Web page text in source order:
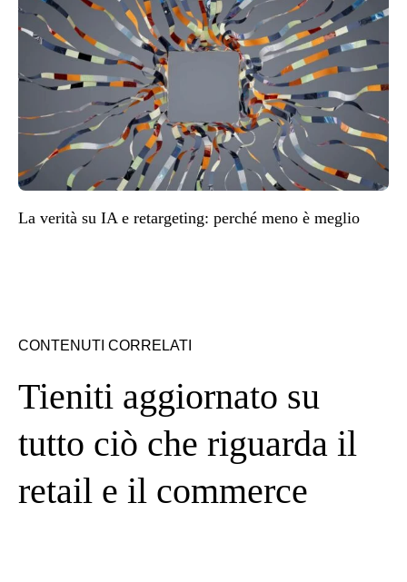
La verità su IA e retargeting: perché meno è meglio
CONTENUTI CORRELATI
Tieniti aggiornato su
tutto ciò che riguarda il
retail e il commerce